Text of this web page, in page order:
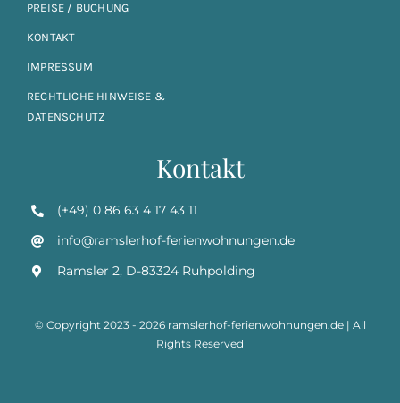
PREISE / BUCHUNG
KONTAKT
IMPRESSUM
RECHTLICHE HINWEISE &
DATENSCHUTZ
Kontakt
(+49) 0 86 63 4 17 43 11
info@ramslerhof-ferienwohnungen.de
Ramsler 2, D-83324 Ruhpolding
© Copyright 2023 - 2026 ramslerhof-ferienwohnungen.de | All
Rights Reserved